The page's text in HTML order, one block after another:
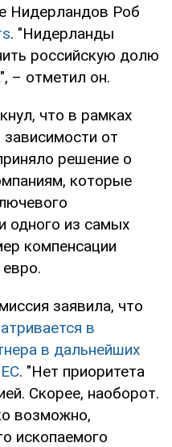
Нидерландов Роб
. "Нидерланды
российскую долю
– отметил он.
что в рамках
от
решение о
которые
одного из самых
компенсации
заявила, что
в
в дальнейших
. "Нет приоритета
Скорее, наоборот.
возможно,
ископаемого